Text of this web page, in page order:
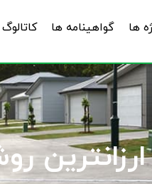
ها گواهینامه ها کاتالوگ